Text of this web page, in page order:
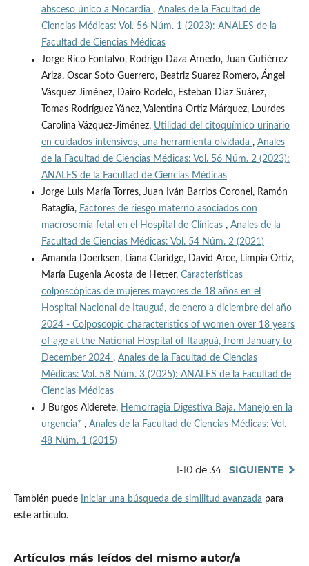
absceso único a Nocardia , Anales de la Facultad de
Ciencias Médicas: Vol. 56 Núm. 1 (2023): ANALES de la
Facultad de Ciencias Médicas
Jorge Rico Fontalvo, Rodrigo Daza Arnedo, Juan Gutiérrez
Ariza, Oscar Soto Guerrero, Beatriz Suarez Romero, Ángel
Vásquez Jiménez, Dairo Rodelo, Esteban Díaz Suárez,
Tomas Rodríguez Yánez, Valentina Ortiz Márquez, Lourdes
Carolina Vázquez-Jiménez, Utilidad del citoquímico urinario
en cuidados intensivos, una herramienta olvidada , Anales
de la Facultad de Ciencias Médicas: Vol. 56 Núm. 2 (2023):
ANALES de la Facultad de Ciencias Médicas
Jorge Luis María Torres, Juan Iván Barrios Coronel, Ramón
Bataglia, Factores de riesgo materno asociados con
macrosomía fetal en el Hospital de Clínicas , Anales de la
Facultad de Ciencias Médicas: Vol. 54 Núm. 2 (2021)
Amanda Doerksen, Liana Claridge, David Arce, Limpia Ortiz,
María Eugenia Acosta de Hetter, Características
colposcópicas de mujeres mayores de 18 años en el
Hospital Nacional de Itauguá, de enero a diciembre del año
2024 - Colposcopic characteristics of women over 18 years
of age at the National Hospital of Itauguá, from January to
December 2024 , Anales de la Facultad de Ciencias
Médicas: Vol. 58 Núm. 3 (2025): ANALES de la Facultad de
Ciencias Médicas
J Burgos Alderete, Hemorragia Digestiva Baja. Manejo en la
urgencia* , Anales de la Facultad de Ciencias Médicas: Vol.
48 Núm. 1 (2015)
1-10 de 34 SIGUIENTE
También puede Iniciar una búsqueda de similitud avanzada para
este artículo.
Artículos más leídos del mismo autor/a